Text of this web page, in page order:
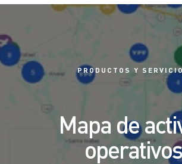
PRODUCTOS Y
Mapa de
operativos